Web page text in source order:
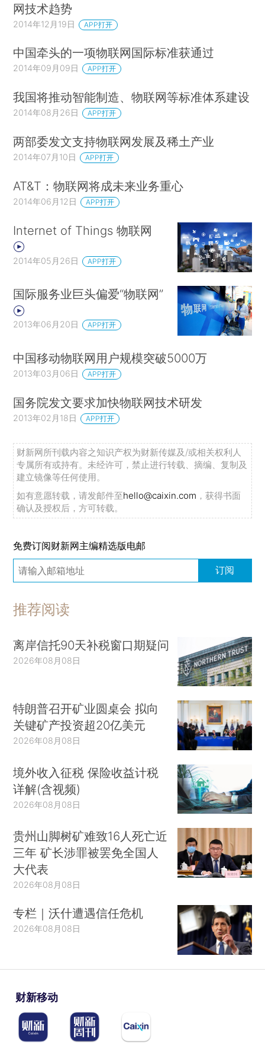
网技术趋势
2014年12月19日 APP打开
中国牵头的一项物联网国际标准获通过
2014年09月09日 APP打开
我国将推动智能制造、物联网等标准体系建设
2014年08月26日 APP打开
两部委发文支持物联网发展及稀土产业
2014年07月10日 APP打开
AT&T：物联网将成未来业务重心
2014年06月12日 APP打开
Internet of Things 物联网
2014年05月26日 APP打开
国际服务业巨头偏爱“物联网”
2013年06月20日 APP打开
中国移动物联网用户规模突破5000万
2013年03月06日 APP打开
国务院发文要求加快物联网技术研发
2013年02月18日 APP打开
财新网所刊载内容之知识产权为财新传媒及/或相关权利人
专属所有或持有。未经许可，禁止进行转载、摘编、复制及
建立镜像等任何使用。
如有意愿转载，请发邮件至hello@caixin.com ，获得书面
确认及授权后，方可转载。
免费订阅财新网主编精选版电邮
订阅
推荐阅读
离岸信托90天补税窗口期疑问
2026年08月08日
特朗普召开矿业圆桌会 拟向
关键矿产投资超20亿美元
2026年08月08日
境外收入征税 保险收益计税
详解(含视频)
2026年08月08日
贵州山脚树矿难致16人死亡近
三年 矿长涉罪被罢免全国人
大代表
2026年08月08日
专栏｜沃什遭遇信任危机
2026年08月08日
财新移动